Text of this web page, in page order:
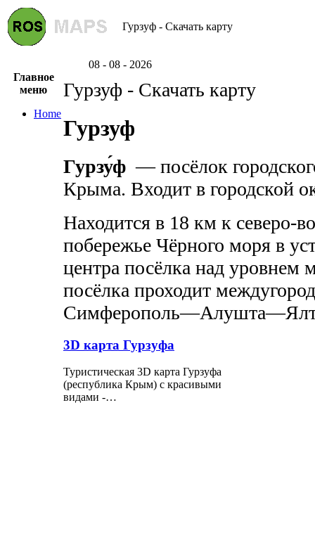
Гурзуф - Скачать карту
08 - 08 - 2026
Главное
меню
Home
Гурзуф - Скачать карту
Гурзуф
Гурзу́ф — посёлок
Крыма. Входит в городской
Находится в 18 км к северо-
побережье Чёрного моря в
центра посёлка над
посёлка проходит
3D карта Гурзуфа
Туристическая 3D карта Гурзуфа
(республика Крым) с красивыми
видами -…